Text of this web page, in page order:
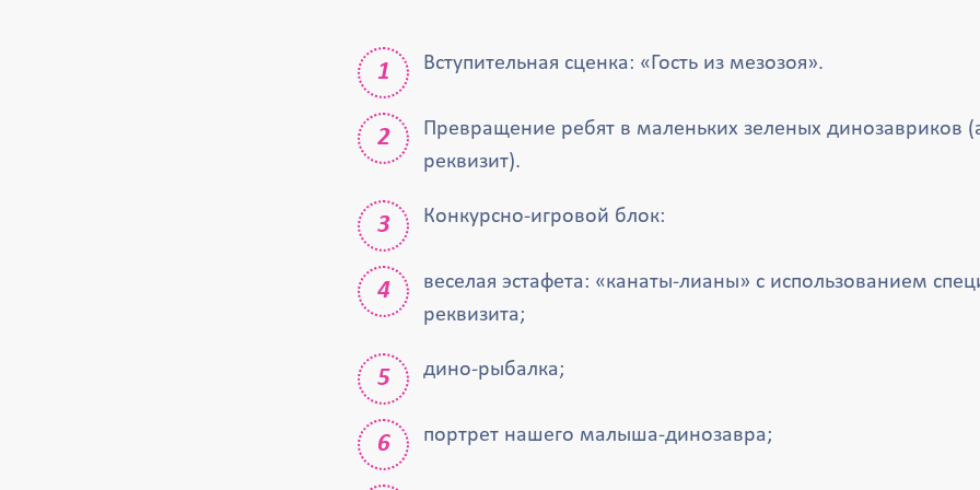
Вступительная сценка: «Гость из мезозоя».
Превращение ребят в маленьких зеленых динозавриков
реквизит).
Конкурсно-игровой блок:
веселая эстафета: «канаты-лианы» с использованием
реквизита;
дино-рыбалка;
портрет нашего малыша-динозавра;